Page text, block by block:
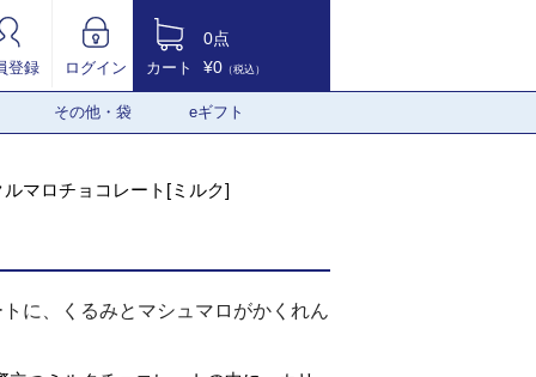
登録 ログイン カート
0点
¥0 （税込）
その他・袋 eギフト
ルマロチョコレート[ミルク]
に、くるみとマシュマロがかくれん